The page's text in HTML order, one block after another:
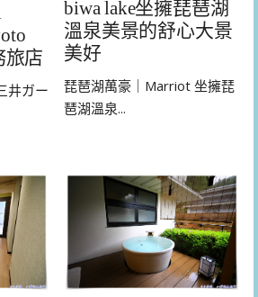
旅店
井ガー
biwa lake坐擁琵琶湖
溫泉美景的舒心大景
美好
琵琶湖萬豪｜Marriot 坐擁琵
琶湖溫泉...